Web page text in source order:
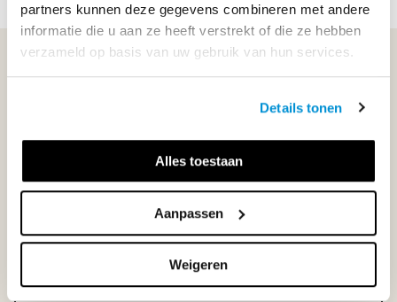
partners kunnen deze gegevens combineren met andere
informatie die u aan ze heeft verstrekt of die ze hebben
verzameld op basis van uw gebruik van hun services.
Details tonen
Alles toestaan
Aanpassen
Weigeren
WIJ STAAN VOOR JE KLAAR!
Maandag t/m vrijdag | 08.00 - 17.00 uur
Klantenservice